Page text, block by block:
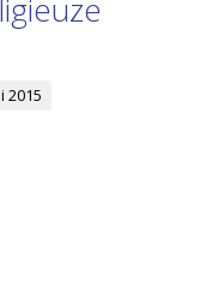
2015